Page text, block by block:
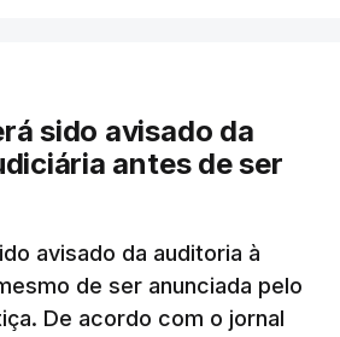
sido avisado da
antes de ser
avisado da auditoria à
de ser anunciada pelo
De acordo com o jornal